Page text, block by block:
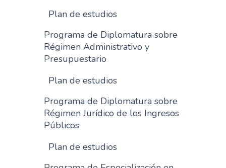
Plan de estudios
Programa de Diplomatura sobre
Régimen Administrativo y
Presupuestario
Plan de estudios
Programa de Diplomatura sobre
Régimen Jurídico de los Ingresos
Públicos
Plan de estudios